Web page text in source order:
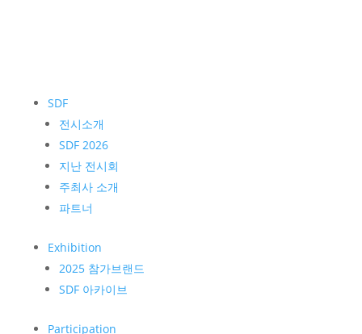
SDF
전시소개
SDF 2026
지난 전시회
주최사 소개
파트너
Exhibition
2025 참가브랜드
SDF 아카이브
Participation